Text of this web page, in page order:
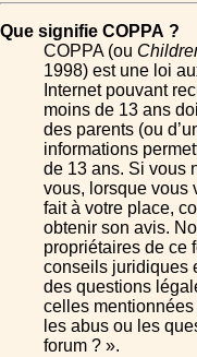
Que signifie COPPA ?
COPPA (ou
1998) est une loi
Internet pouvant
moins de 13 ans
des parents (ou
informations
de 13 ans. Si vous
vous, lorsque vous
fait à votre place,
obtenir son avis.
propriétaires de ce
conseils juridiques
des questions
celles
les abus ou les
forum ? ».